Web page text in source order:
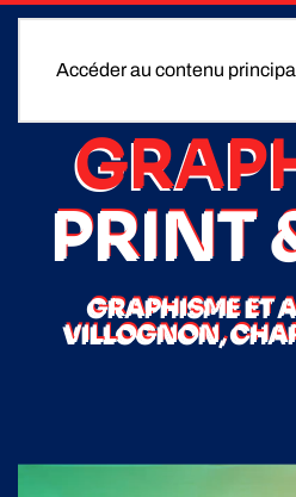
Accéder au contenu
PRINT
GRAPHISME ET
VILLOGNON,